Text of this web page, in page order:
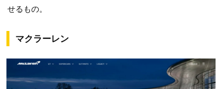
せるもの。
マクラーレン